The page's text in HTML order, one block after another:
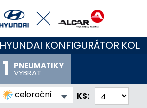
HYUNDAI KONFIGURÁTOR KOL
PNEUMATIKY
VYBRAT
celoroční KS: